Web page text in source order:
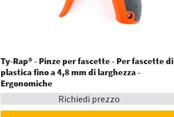
Ty-Rap® - Pinze per fascette - Per fascette di
plastica fino a 4,8 mm di larghezza -
Ergonomiche
Richiedi prezzo